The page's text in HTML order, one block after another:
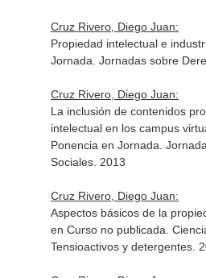
Cruz Rivero, Diego Juan:
Propiedad intelectual e
Jornada. Jornadas sobre
Cruz Rivero, Diego Juan:
La inclusión de contenidos
intelectual en los campus
Ponencia en Jornada.
Sociales. 2013
Cruz Rivero, Diego Juan:
Aspectos básicos de la
en Curso no publicada.
Tensioactivos y detergentes.